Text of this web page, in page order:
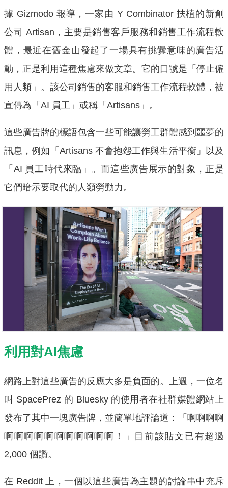
據 Gizmodo 報導，一家由 Y Combinator 扶植的新創
公司 Artisan，主要是銷售客戶服務和銷售工作流程軟
體，最近在舊金山發起了一場具有挑釁意味的廣告活
動，正是利用這種焦慮來做文章。它的口號是「停止僱
用人類」。該公司銷售的客服和銷售工作流程軟體，被
宣傳為「AI 員工」或稱「Artisans」。
這些廣告牌的標語包含一些可能讓勞工群體感到噩夢的
訊息，例如「Artisans 不會抱怨工作與生活平衡」以及
「AI 員工時代來臨」。而這些廣告展示的對象，正是
它們暗示要取代的人類勞動力。
利用對AI焦慮
網路上對這些廣告的反應大多是負面的。上週，一位名
叫 SpacePrez 的 Bluesky 的使用者在社群媒體網站上
發布了其中一塊廣告牌，並簡單地評論道：「啊啊啊啊
啊啊啊啊啊啊啊啊啊啊啊！」目前該貼文已有超過
2,000 個讚。
在 Reddit 上，一個以這些廣告為主題的討論串中充斥